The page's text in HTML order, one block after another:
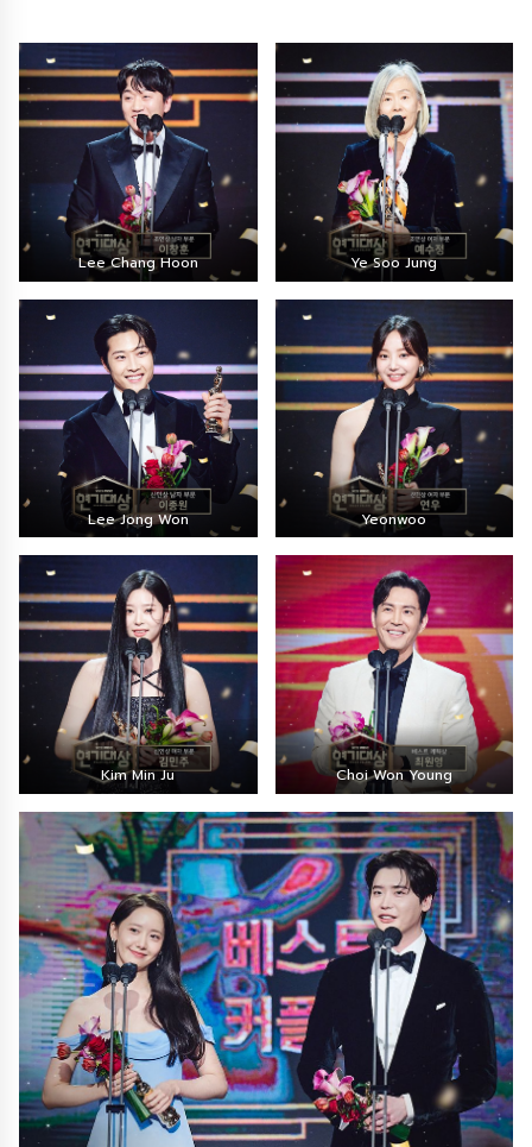
Lee Chang Hoon Ye Soo Jung
Lee Jong Won Yeonwoo
Kim Min Ju Choi Won Young